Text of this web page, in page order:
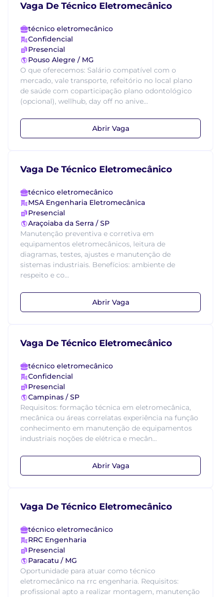
Vaga De Técnico Eletromecânico
técnico eletromecânico
Confidencial
Presencial
Pouso Alegre / MG
O que oferecemos: Salário compatível com o
mercado, vale transporte, refeitório no local plano
de saúde com coparticipação plano odontológico
(opcional), wellhub, day off no anive...
Abrir Vaga
Vaga De Técnico Eletromecânico
técnico eletromecânico
MSA Engenharia Eletromecânica
Presencial
Araçoiaba da Serra / SP
Manutenção preventiva e corretiva em
equipamentos eletromecânicos, leitura de
diagramas, testes, ajustes e manutenção de
sistemas industriais. Benefícios: ambiente de
respeito e co...
Abrir Vaga
Vaga De Técnico Eletromecânico
técnico eletromecânico
Confidencial
Presencial
Campinas / SP
Requisitos: formação técnica em eletromecânica,
mecânica ou áreas correlatas experiência na função
conhecimento em manutenção de equipamentos
industriais noções de elétrica e mecân...
Abrir Vaga
Vaga De Técnico Eletromecânico
técnico eletromecânico
RRC Engenharia
Presencial
Paracatu / MG
Oportunidade para atuar como técnico
eletromecânico na rrc engenharia. Requisitos:
profissional apto a realizar montagem, manutenção